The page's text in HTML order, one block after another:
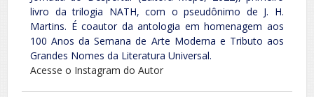
livro da trilogia NATH, com o pseudônimo de J. H.
Martins. É coautor da antologia em homenagem aos
100 Anos da Semana de Arte Moderna e Tributo aos
Grandes Nomes da Literatura Universal.
Acesse o Instagram do Autor